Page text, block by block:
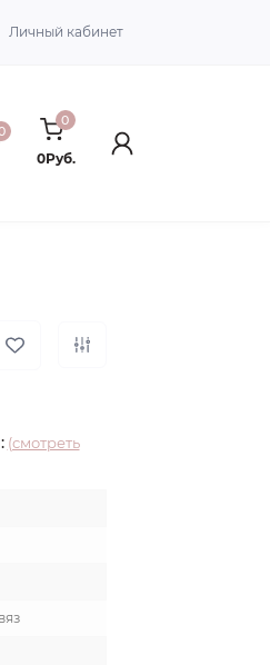
Личный кабинет
0
0Руб.
(смотреть